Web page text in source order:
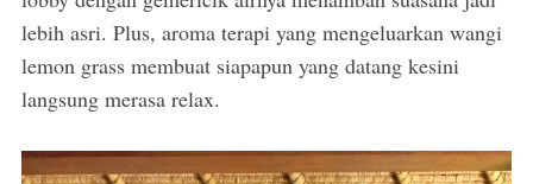
lebih asri. Plus, aroma terapi yang mengeluarkan wangi
lemon grass membuat siapapun yang datang kesini
langsung merasa relax.